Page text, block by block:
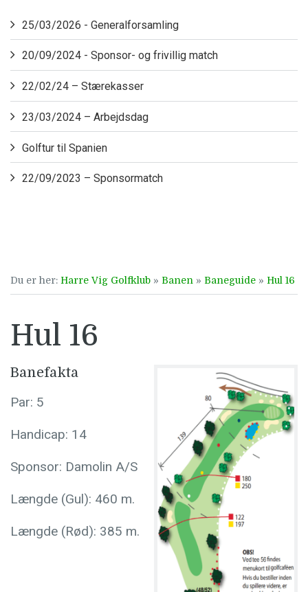
25/03/2026 - Generalforsamling
20/09/2024 - Sponsor- og frivillig match
22/02/24 – Stærekasser
23/03/2024 – Arbejdsdag
Golftur til Spanien
22/09/2023 – Sponsormatch
Du er her: Harre Vig Golfklub » Banen » Baneguide » Hul 16
Hul 16
Banefakta
Par: 5
Handicap: 14
Sponsor: Damolin A/S
Længde (Gul): 460 m.
Længde (Rød): 385 m.